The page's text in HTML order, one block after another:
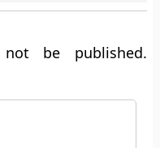
be published.